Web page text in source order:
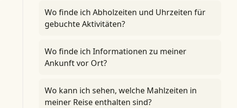
Wo finde ich Abholzeiten und Uhrzeiten für
gebuchte Aktivitäten?
Wo finde ich Informationen zu meiner
Ankunft vor Ort?
Wo kann ich sehen, welche Mahlzeiten in
meiner Reise enthalten sind?